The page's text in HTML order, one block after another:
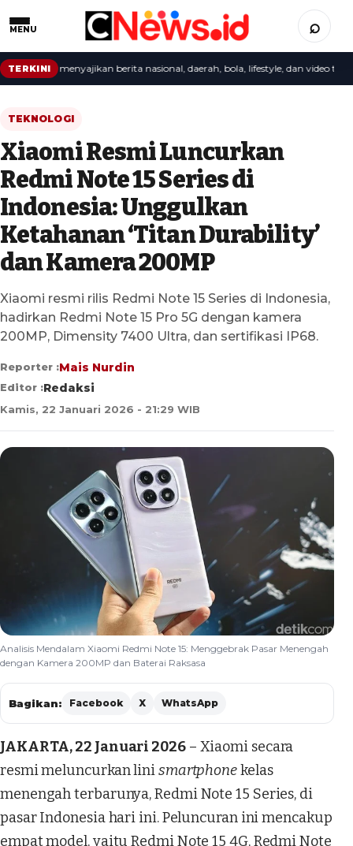
MENU ⌕
TERKINImenyajikan berita nasional, daerah, bola, lifestyle, dan video terbaru.
TEKNOLOGI
Xiaomi Resmi Luncurkan
Redmi Note 15 Series di
Indonesia: Unggulkan
Ketahanan ‘Titan Durability’
dan Kamera 200MP
Xiaomi resmi rilis Redmi Note 15 Series di Indonesia,
hadirkan Redmi Note 15 Pro 5G dengan kamera
200MP, Dimensity 7400 Ultra, dan sertifikasi IP68.
Reporter :Mais Nurdin
Editor :Redaksi
Kamis, 22 Januari 2026 - 21:29 WIB
Analisis Mendalam Xiaomi Redmi Note 15: Menggebrak Pasar Menengah
dengan Kamera 200MP dan Baterai Raksasa
Bagikan: Facebook X WhatsApp
JAKARTA, 22 Januari 2026– Xiaomi secara
resmi meluncurkan linismartphonekelas
menengah terbarunya, Redmi Note 15 Series, di
pasar Indonesia hari ini. Peluncuran ini mencakup
empat model, yaitu Redmi Note 15 4G, Redmi Note